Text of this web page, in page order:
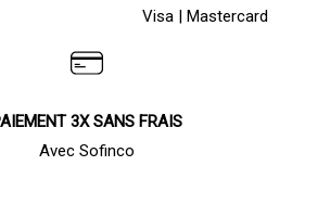
Visa | Mastercard
3X SANS FRAIS
Avec Sofinco